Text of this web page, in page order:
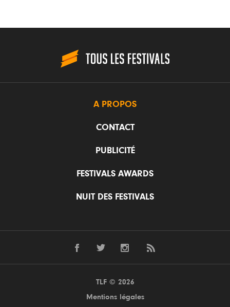
A PROPOS
CONTACT
PUBLICITÉ
FESTIVALS AWARDS
NUIT DES FESTIVALS
TLF © 2026
Mentions légales